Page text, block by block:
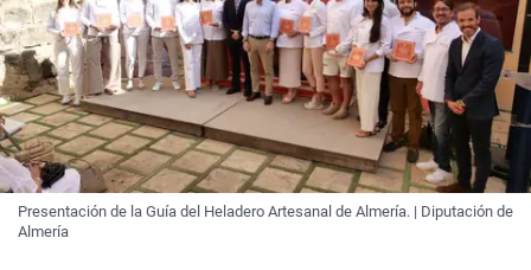
Presentación de la Guía del Heladero Artesanal de Almería. | Diputación de
Almería